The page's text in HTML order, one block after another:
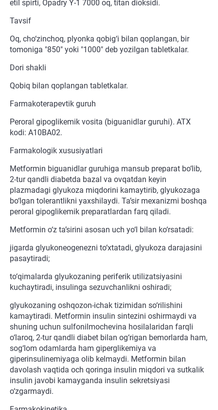
etil spirti, Opadry Y-1 7000 oq, titan dioksidi.
Tavsif
Oq, cho‘zinchoq, plyonka qobig‘i bilan qoplangan, bir
tomoniga "850" yoki "1000" deb yozilgan tabletkalar.
Dori shakli
Qobiq bilan qoplangan tabletkalar.
Farmakoterapevtik guruh
Peroral gipoglikemik vosita (biguanidlar guruhi). ATX
kodi: A10BA02.
Farmakologik xususiyatlari
Metformin biguanidlar guruhiga mansub preparat bo‘lib,
2-tur qandli diabetda bazal va ovqatdan keyin
plazmadagi glyukoza miqdorini kamaytirib, glyukozaga
bo‘lgan tolerantlikni yaxshilaydi. Ta’sir mexanizmi boshqa
peroral gipoglikemik preparatlardan farq qiladi.
Metformin o‘z ta’sirini asosan uch yo‘l bilan ko‘rsatadi:
jigarda glyukoneogenezni to‘xtatadi, glyukoza darajasini
pasaytiradi;
to‘qimalarda glyukozaning periferik utilizatsiyasini
kuchaytiradi, insulinga sezuvchanlikni oshiradi;
glyukozaning oshqozon-ichak tizimidan so‘rilishini
kamaytiradi. Metformin insulin sintezini oshirmaydi va
shuning uchun sulfonilmochevina hosilalaridan farqli
o‘laroq, 2-tur qandli diabet bilan og‘rigan bemorlarda ham,
sog‘lom odamlarda ham giperglikemiya va
giperinsulinemiyaga olib kelmaydi. Metformin bilan
davolash vaqtida och qoringa insulin miqdori va sutkalik
insulin javobi kamayganda insulin sekretsiyasi
o‘zgarmaydi.